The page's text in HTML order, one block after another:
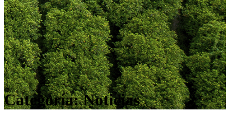
Categoría:Noticias